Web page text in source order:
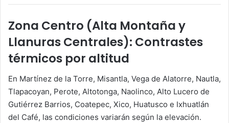
Zona Centro (Alta Montaña y
Llanuras Centrales): Contrastes
térmicos por altitud
En Martínez de la Torre, Misantla, Vega de Alatorre, Nautla,
Tlapacoyan, Perote, Altotonga, Naolinco, Alto Lucero de
Gutiérrez Barrios, Coatepec, Xico, Huatusco e Ixhuatlán
del Café, las condiciones variarán según la elevación.